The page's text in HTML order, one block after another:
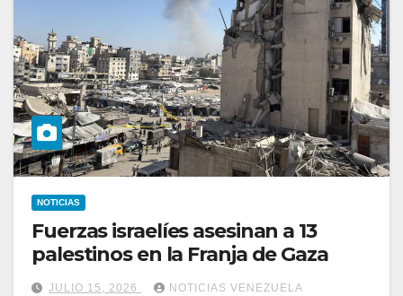
NOTICIAS
Fuerzas israelíes asesinan a 13
palestinos en la Franja de Gaza
JULIO 15, 2026 NOTICIAS VENEZUELA